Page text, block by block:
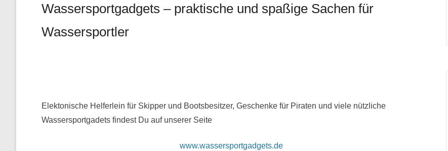
Wassersportgadgets – praktische und spaßige Sachen für
Wassersportler
Elektonische Helferlein für Skipper und Bootsbesitzer, Geschenke für Piraten und viele nützliche
Wassersportgadets findest Du auf unserer Seite
www.wassersportgadgets.de